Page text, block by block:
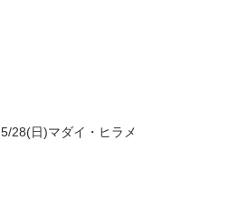
5/28(日)マダイ・ヒラメ